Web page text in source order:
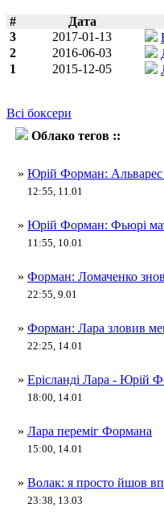
# Дата
3
2017-01-13
2
2016-06-03
1
2015-12-05
Всі боксери
Облако тегов ::
» Юрій Форман: Альварес
12:55, 11.01
» Юрій Форман: Фьюрі
11:55, 10.01
» Форман: Ломаченко
22:55, 9.01
» Форман: Лара зловив
22:25, 14.01
» Ерісланді Лара - Юрій
18:00, 14.01
» Лара переміг Формана
15:00, 14.01
» Волак: я просто йшов
23:38, 13.03